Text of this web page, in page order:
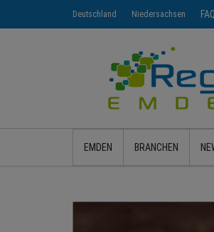
Deutschland Niedersachsen
EMDEN BRANCHEN